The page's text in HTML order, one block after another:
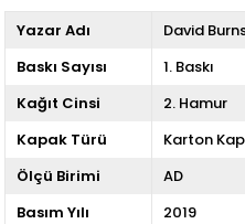
Yazar Adı
David
Baskı Sayısı
1. Baskı
Kağıt Cinsi
2. Hamur
Kapak Türü
Karton
Ölçü Birimi
AD
Basım Yılı
2019